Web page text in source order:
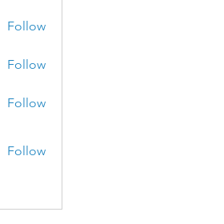
Follow
Follow
Follow
Follow